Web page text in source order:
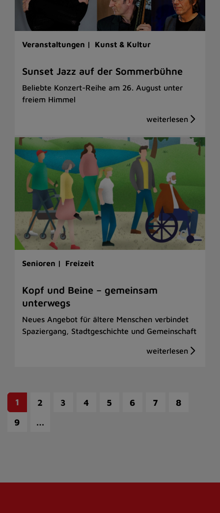
Veranstaltungen | Kunst & Kultur
Sunset Jazz auf der Sommerbühne
Beliebte Konzert-Reihe am 26. August unter
freiem Himmel
Senioren | Freizeit
Kopf und Beine – gemeinsam
unterwegs
Neues Angebot für ältere Menschen verbindet
Spaziergang, Stadtgeschichte und Gemeinschaft
1 2 3 4 5 6 7
8
9
…